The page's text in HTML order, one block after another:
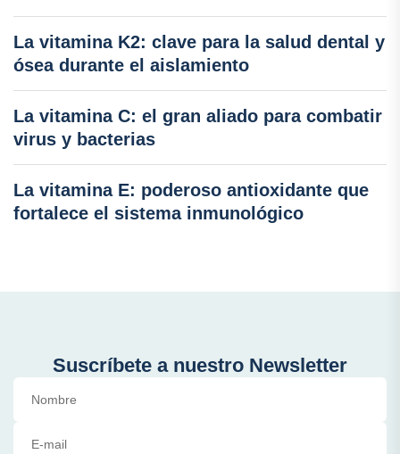
La vitamina K2: clave para la salud dental y
ósea durante el aislamiento
La vitamina C: el gran aliado para combatir
virus y bacterias
La vitamina E: poderoso antioxidante que
fortalece el sistema inmunológico
Suscríbete a nuestro Newsletter